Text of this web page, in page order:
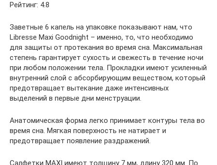
Рейтинг: 4.8
Заветные 6 капель на упаковке показывают нам, что
Libresse Maxi Goodnight – именно, то, что необходимо
для защиты от протекания во время сна. Максимальная
степень гарантирует сухость и свежесть в течение ночи
при любом положении тела. Прокладки имеют усиленный
внутренний слой с абсорбирующим веществом, который
предотвращает вытекание даже интенсивных
выделений в первые дни менструации.
Анатомическая форма легко принимает контуры тела во
время сна. Мягкая поверхность не натирает и
предотвращает появление раздражений.
Салфетки MAXI имеют толщину 7 мм, длину 320 мм. По